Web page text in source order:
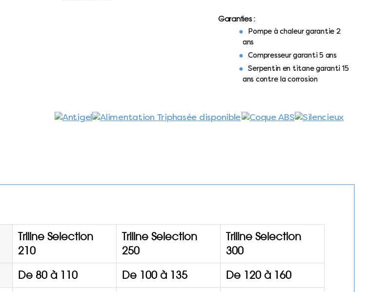
Garanties :
Pompe à chaleur garantie 2
ans
Compresseur garanti 5 ans
Serpentin en titane garanti 15
ans contre la corrosion
Triline Selection
210
Triline Selection
250
Triline Selection
300
De 80 à 110 De 100 à 135 De 120 à 160